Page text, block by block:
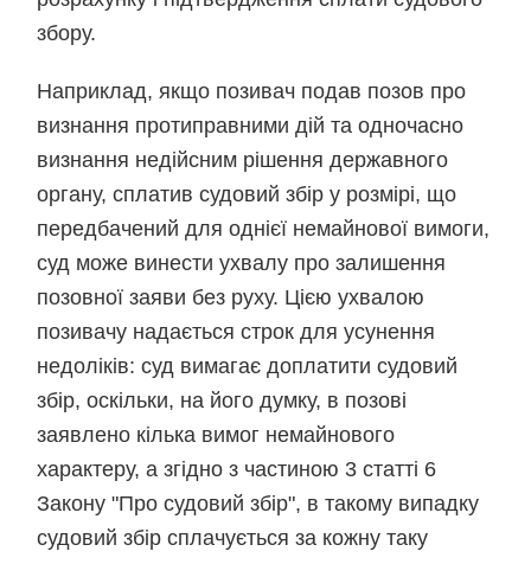
збору.
Наприклад, якщо позивач подав позов про
визнання протиправними дій та одночасно
визнання недійсним рішення державного
органу, сплатив судовий збір у розмірі, що
передбачений для однієї немайнової вимоги,
суд може винести ухвалу про залишення
позовної заяви без руху. Цією ухвалою
позивачу надається строк для усунення
недоліків: суд вимагає доплатити судовий
збір, оскільки, на його думку, в позові
заявлено кілька вимог немайнового
характеру, а згідно з частиною 3 статті 6
Закону "Про судовий збір", в такому випадку
судовий збір сплачується за кожну таку